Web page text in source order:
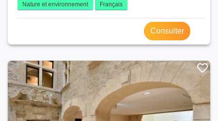
Nature et environnement
Français
Consulter